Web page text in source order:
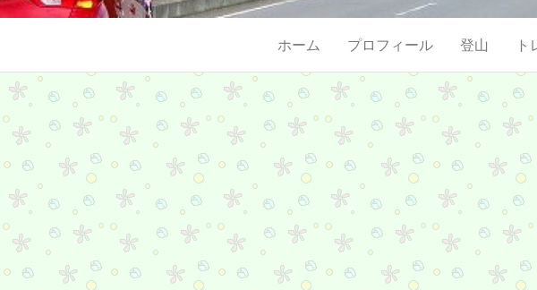
ホーム プロフィール 登山